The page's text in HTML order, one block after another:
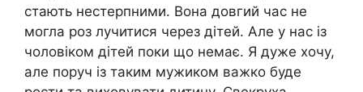
стають нестерпними. Вона довгий час не
могла роз лучитися через дітей. Але у нас із
чоловіком дітей поки що немає. Я дуже хочу,
але поруч із таким мужиком важко буде